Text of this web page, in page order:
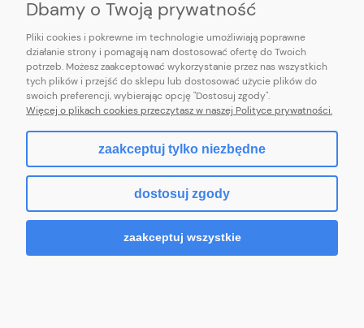
E-mail:pl101sukienek@gmail.com
101sukienek.pl
ul. Piotrkowska 317/11, Łódź 93-035, woj. łódzkie
pokaż pełną wersję strony
Sklep internetowy Shoper.pl
Dbamy o Twoją prywatność
Pliki cookies i pokrewne im technologie umożliwiają poprawne
działanie strony i pomagają nam dostosować ofertę do Twoich
potrzeb. Możesz zaakceptować wykorzystanie przez nas wszystkich
tych plików i przejść do sklepu lub dostosować użycie plików do
swoich preferencji, wybierając opcję "Dostosuj zgody".
Więcej o plikach cookies przeczytasz w naszej Polityce prywatności.
zaakceptuj tylko niezbędne
dostosuj zgody
zaakceptuj wszystkie